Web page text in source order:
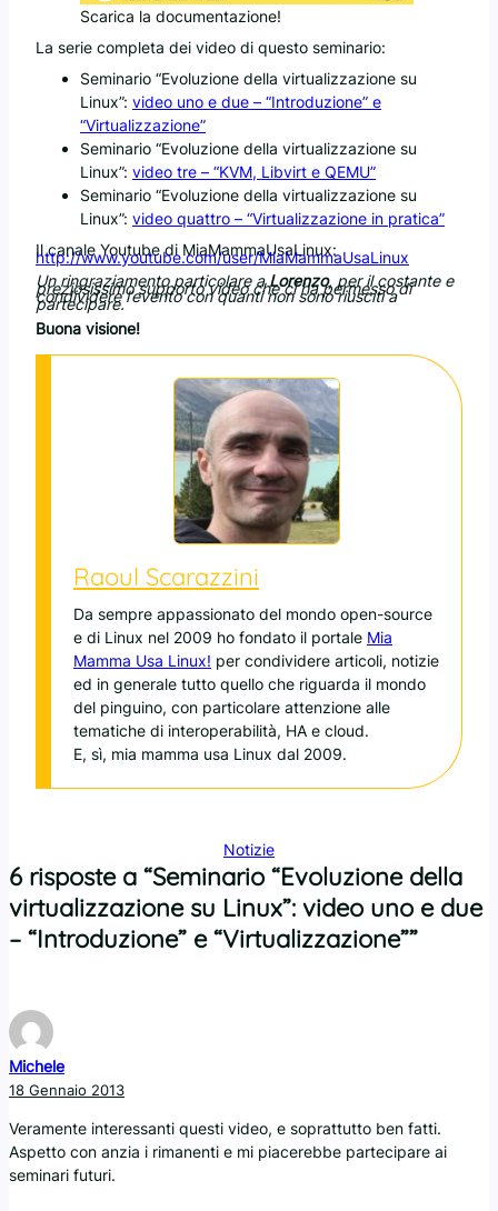
Scarica la documentazione!
La serie completa dei video di questo seminario:
Seminario “Evoluzione della virtualizzazione su
Linux”: video uno e due – “Introduzione” e
“Virtualizzazione”
Seminario “Evoluzione della virtualizzazione su
Linux”: video tre – “KVM, Libvirt e QEMU”
Seminario “Evoluzione della virtualizzazione su
Linux”: video quattro – “Virtualizzazione in pratica”
Il canale Youtube di MiaMammaUsaLinux:
http://www.youtube.com/user/MiaMammaUsaLinux
Un ringraziamento particolare aLorenzo, per il costante e
preziosissimo supporto video che ci ha permesso di
condividere l’evento con quanti non sono riusciti a
partecipare.
Buona visione!
Raoul Scarazzini
Da sempre appassionato del mondo open-source
e di Linux nel 2009 ho fondato il portale Mia
Mamma Usa Linux! per condividere articoli, notizie
ed in generale tutto quello che riguarda il mondo
del pinguino, con particolare attenzione alle
tematiche di interoperabilità, HA e cloud.
E, sì, mia mamma usa Linux dal 2009.
Notizie
6 risposte a “Seminario “Evoluzione della
virtualizzazione su Linux”: video uno e due
– “Introduzione” e “Virtualizzazione””
Michele
18 Gennaio 2013
Veramente interessanti questi video, e soprattutto ben fatti.
Aspetto con anzia i rimanenti e mi piacerebbe partecipare ai
seminari futuri.